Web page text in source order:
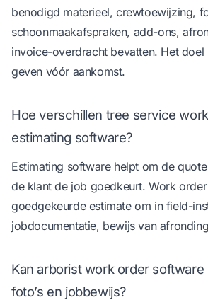
benodigd materieel, crewtoewijzing,
schoonmaakafspraken, add-ons,
invoice-overdracht bevatten. Het
geven vóór aankomst.
Hoe verschillen tree service
estimating software?
Estimating software helpt om de
de klant de job goedkeurt. Work
goedgekeurde estimate om in field-
jobdocumentatie, bewijs van
Kan arborist work order software
foto’s en jobbewijs?